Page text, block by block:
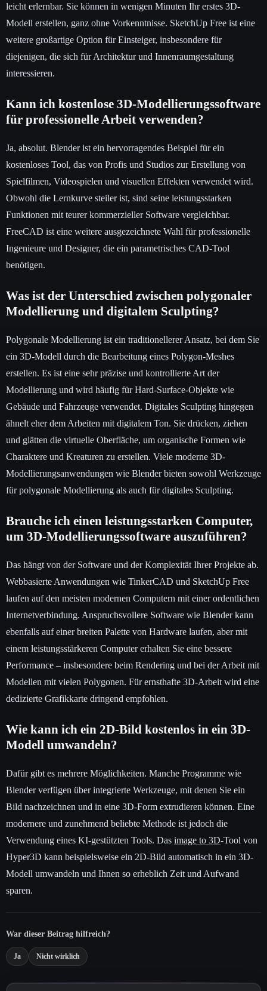
leicht erlernbar. Sie können in wenigen Minuten Ihr erstes 3D-
Modell erstellen, ganz ohne Vorkenntnisse. SketchUp Free ist eine
weitere großartige Option für Einsteiger, insbesondere für
diejenigen, die sich für Architektur und Innenraumgestaltung
interessieren.
Kann ich kostenlose 3D-Modellierungssoftware
für professionelle Arbeit verwenden?
Ja, absolut. Blender ist ein hervorragendes Beispiel für ein
kostenloses Tool, das von Profis und Studios zur Erstellung von
Spielfilmen, Videospielen und visuellen Effekten verwendet wird.
Obwohl die Lernkurve steiler ist, sind seine leistungsstarken
Funktionen mit teurer kommerzieller Software vergleichbar.
FreeCAD ist eine weitere ausgezeichnete Wahl für professionelle
Ingenieure und Designer, die ein parametrisches CAD-Tool
benötigen.
Was ist der Unterschied zwischen polygonaler
Modellierung und digitalem Sculpting?
Polygonale Modellierung ist ein traditionellerer Ansatz, bei dem Sie
ein 3D-Modell durch die Bearbeitung eines Polygon-Meshes
erstellen. Es ist eine sehr präzise und kontrollierte Art der
Modellierung und wird häufig für Hard-Surface-Objekte wie
Gebäude und Fahrzeuge verwendet. Digitales Sculpting hingegen
ähnelt eher dem Arbeiten mit digitalem Ton. Sie drücken, ziehen
und glätten die virtuelle Oberfläche, um organische Formen wie
Charaktere und Kreaturen zu erstellen. Viele moderne 3D-
Modellierungsanwendungen wie Blender bieten sowohl Werkzeuge
für polygonale Modellierung als auch für digitales Sculpting.
Brauche ich einen leistungsstarken Computer,
um 3D-Modellierungssoftware auszuführen?
Das hängt von der Software und der Komplexität Ihrer Projekte ab.
Webbasierte Anwendungen wie TinkerCAD und SketchUp Free
laufen auf den meisten modernen Computern mit einer ordentlichen
Internetverbindung. Anspruchsvollere Software wie Blender kann
ebenfalls auf einer breiten Palette von Hardware laufen, aber mit
einem leistungsstärkeren Computer erhalten Sie eine bessere
Performance – insbesondere beim Rendering und bei der Arbeit mit
Modellen mit vielen Polygonen. Für ernsthafte 3D-Arbeit wird eine
dedizierte Grafikkarte dringend empfohlen.
Wie kann ich ein 2D-Bild kostenlos in ein 3D-
Modell umwandeln?
Dafür gibt es mehrere Möglichkeiten. Manche Programme wie
Blender verfügen über integrierte Werkzeuge, mit denen Sie ein
Bild nachzeichnen und in eine 3D-Form extrudieren können. Eine
modernere und zunehmend beliebte Methode ist jedoch die
Verwendung eines KI-gestützten Tools. Das image to 3D-Tool von
Hyper3D kann beispielsweise ein 2D-Bild automatisch in ein 3D-
Modell umwandeln und Ihnen so erheblich Zeit und Aufwand
sparen.
War dieser Beitrag hilfreich?
Ja Nicht wirklich